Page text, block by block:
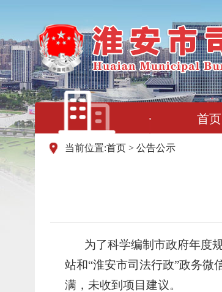
首页
当前位置:首页 >公告公示
为了科学编制市政府年度
站和“淮安市司法行政”政务微
满，未收到项目建议。